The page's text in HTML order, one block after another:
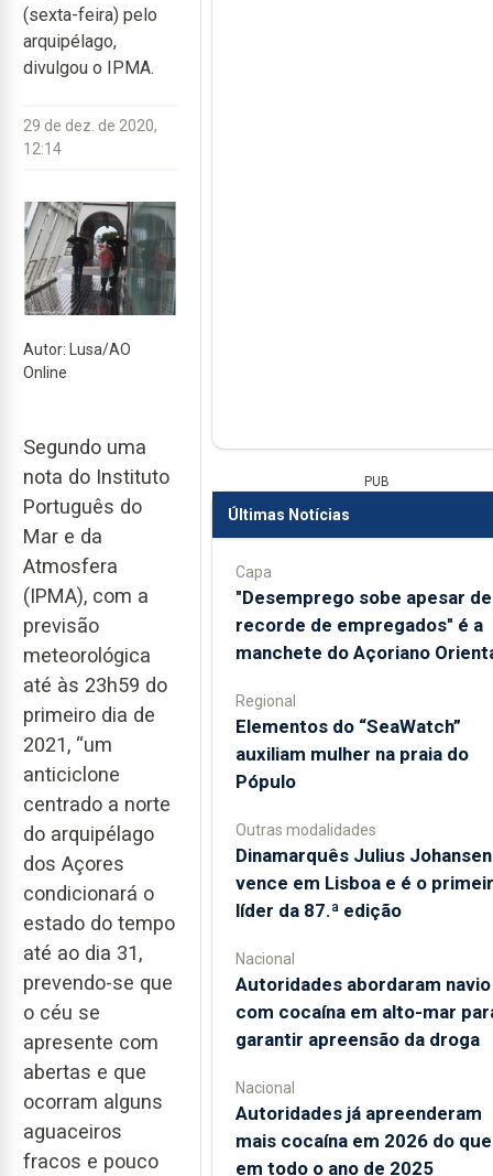
(sexta-feira) pelo
arquipélago,
divulgou o IPMA.
29 de dez. de 2020,
12:14
Autor: Lusa/AO
Online
Segundo uma
nota do Instituto
Português do
Mar e da
Atmosfera
(IPMA), com a
previsão
meteorológica
até às 23h59 do
primeiro dia de
2021, “um
anticiclone
centrado a norte
do arquipélago
dos Açores
condicionará o
estado do tempo
até ao dia 31,
prevendo-se que
o céu se
apresente com
abertas e que
ocorram alguns
aguaceiros
fracos e pouco
PUB
Últimas Notícias
Capa
"Desemprego sobe apesar de
recorde de empregados" é a
manchete do Açoriano
Regional
​Elementos do “SeaWatch”
auxiliam mulher na praia do
Pópulo
Outras modalidades
Dinamarquês Julius Johansen
vence em Lisboa e é o
líder da 87.ª edição
Nacional
Autoridades abordaram navio
com cocaína em alto-mar
garantir apreensão da droga
Nacional
Autoridades já apreenderam
mais cocaína em 2026 do que
em todo o ano de 2025